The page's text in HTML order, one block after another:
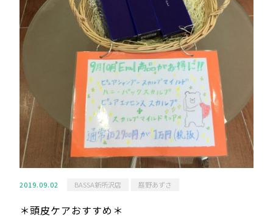
2019.09.02 BASSA新所沢店 庭野あずさ
＊頭皮ケアおすすめ＊